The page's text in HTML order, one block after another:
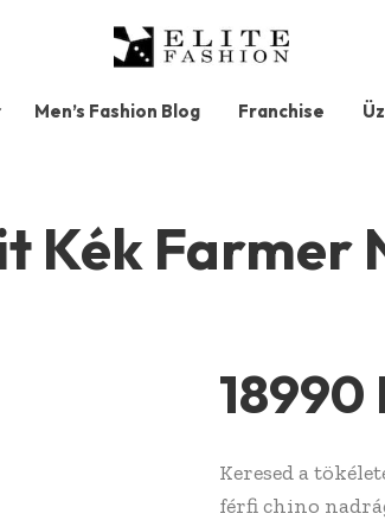
Men’s Fashion Blog Franchise
Kék Farmer
18990
Keresed a
férfi chino